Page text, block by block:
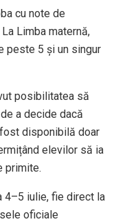
cu note de
Limba maternă,
peste 5 și un singur
posibilitatea să
a decide dacă
disponibilă doar
elevilor să ia
primite.
4–5 iulie, fie direct la
oficiale